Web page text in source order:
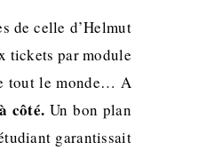
de celle d’Helmut
tickets par module
tout le monde… A
côté. Un bon plan
garantissait